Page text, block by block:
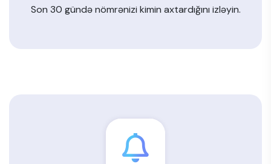
Son 30 gündə nömrənizi kimin axtardığını izləyin.